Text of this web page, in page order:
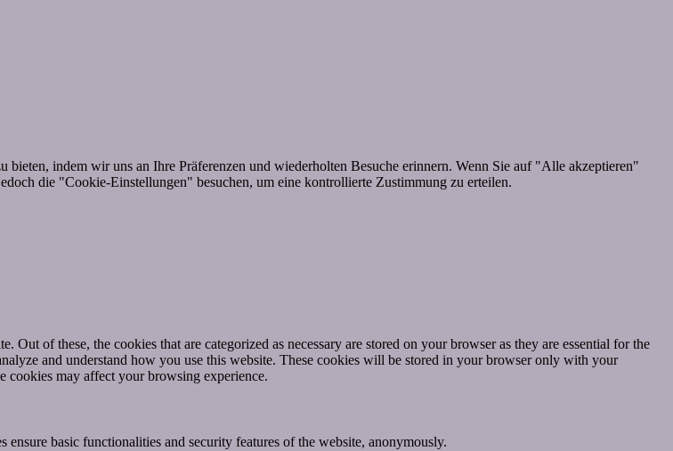
indem wir uns an Ihre Präferenzen und wiederholten Besuche erinnern. Wenn Sie auf "Alle akzeptieren"
die "Cookie-Einstellungen" besuchen, um eine kontrollierte Zustimmung zu erteilen.
of these, the cookies that are categorized as necessary are stored on your browser as they are essential for the
and understand how you use this website. These cookies will be stored in your browser only with your
cookies may affect your browsing experience.
basic functionalities and security features of the website, anonymously.